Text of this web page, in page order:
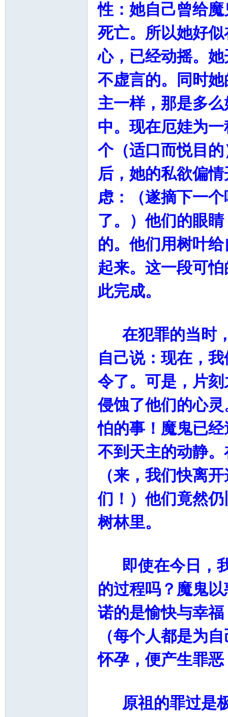
性：她自己曾给
死亡。所以她好
心，已经动摇。
不虚言的。同时
主一样，那是多
中。现在厄娃为
个（适口而悦目
后，她的私欲偏
虑：（遂摘下一
了。）他们的眼
的。他们用树叶
起来。这一段可
此完成。
在犯罪的当时，
自己说：现在，
令了。可是，片
侵蚀了他们的心
怕的事！魔鬼已
不到天主的动静
（来，我们快离
们！）他们竟然
树林里。
即使在今日，我
的过程吗？魔鬼
诺的是愉快与幸
（每个人都是为
怀孕，便产生罪
原祖的罪过是极